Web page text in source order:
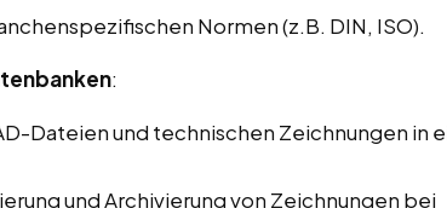
Normen (z.B. DIN, ISO).
:
Dateien und technischen Zeichnungen in
und Archivierung von Zeichnungen bei